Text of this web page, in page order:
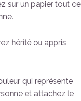
sur un papier tout ce
hérité ou appris
qui représente
et attachez le